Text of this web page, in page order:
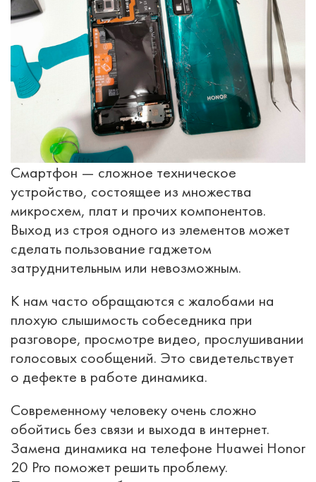
Смартфон — сложное техническое
устройство, состоящее из множества
микросхем, плат и прочих компонентов.
Выход из строя одного из элементов может
сделать пользование гаджетом
затруднительным или невозможным.
К нам часто обращаются с жалобами на
плохую слышимость собеседника при
разговоре, просмотре видео, прослушивании
голосовых сообщений. Это свидетельствует
о дефекте в работе динамика.
Современному человеку очень сложно
обойтись без связи и выхода в интернет.
Замена динамика на телефоне Huawei Honor
20 Pro поможет решить проблему.